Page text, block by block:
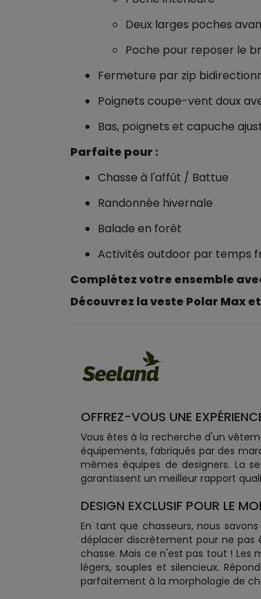
Deux larges poches
Poche pour reposer le
Fermeture par zip
Poignets coupe-vent doux
Bas, poignets et capuche
Parfaite pour :
Chasse à l'affût / Battue
Randonnée hivernale
Balade en forêt
Activités outdoor par temps
Complétez votre ensemble
Découvrez la veste Polar Max
OFFREZ-VOUS UNE
Vous êtes à la recherche d'un
équipements, fabriqués par des
mêmes équipes de designers. La
garantissent un meilleur rapport
DESIGN EXCLUSIF POUR LE
En tant que chasseurs, nous
déplacer discrètement pour ne pas
chasse. Mais ce n'est pas tout !
légers, souples et silencieux.
parfaitement à la morphologie de